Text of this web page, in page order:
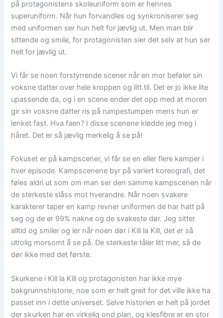
på protagonistens skoleuniform som er hennes
superuniform. Når hun forvandles og synkroniserer seg
med uniformen ser hun helt for jævlig ut. Men man blir
sittende og smile, for protagonisten sier det selv at hun ser
helt for jævlig ut.
Vi får se noen forstyrrende scener når en mor beføler sin
voksne datter over hele kroppen og litt til. Det er jo ikke lite
upassende da, og i en scene ender det opp med at moren
gir sin voksne datter ris på rumpestumpen mens hun er
lenket fast. Hva faen? I disse scenene klødde jeg meg i
håret. Det er så jævlig merkelig å se på!
Fokuset er på kampscener, vi får se en eller flere kamper i
hver episode. Kampscenene byr på variert koreografi, det
føles aldri ut som om man ser den samme kampscenen når
de sterkeste slåss mot hverandre. Når noen svakere
karakterer taper en kamp revner uniformen de har hatt på
seg og de er 99% nakne og de svakeste dør. Jeg sitter
alltid og smiler og ler når noen dør i Kill la Kill, det er så
utrolig morsomt å se på. De sterkeste tåler litt mer, så de
dør ikke med det første.
Skurkene i Kill la Kill og protagonisten har ikke mye
bakgrunnshistorie, noe som er helt greit for det ville ikke ha
passet inn i dette universet. Selve historien er helt på jordet
der skurken har en virkelig ond plan, og klesfibre er en stor